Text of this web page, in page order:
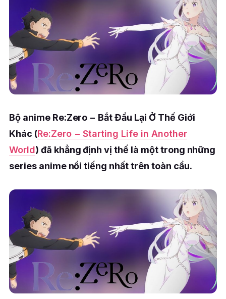
Bộ anime Re:Zero − Bắt Đầu Lại Ở Thế Giới
Khác (Re:Zero − Starting Life in Another
World) đã khẳng định vị thế là một trong những
series anime nổi tiếng nhất trên toàn cầu.